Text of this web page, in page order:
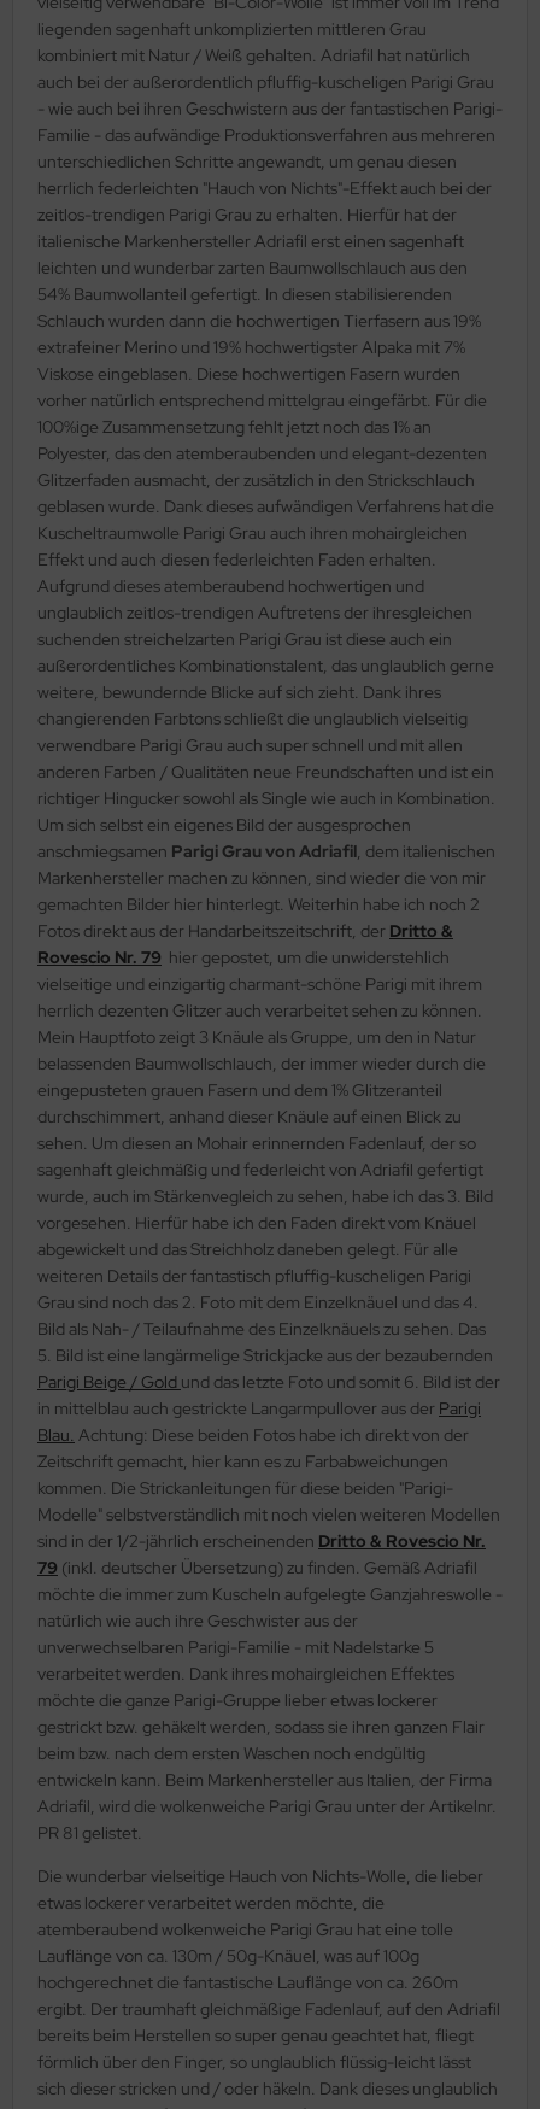
liegenden sagenhaft unkomplizierten mittleren Grau
kombiniert mit Natur / Weiß gehalten. Adriafil hat natürlich
auch bei der außerordentlich pfluffig-kuscheligen Parigi Grau
- wie auch bei ihren Geschwistern aus der fantastischen Parigi-
Familie - das aufwändige Produktionsverfahren aus mehreren
unterschiedlichen Schritte angewandt, um genau diesen
herrlich federleichten "Hauch von Nichts"-Effekt auch bei der
zeitlos-trendigen Parigi Grau zu erhalten. Hierfür hat der
italienische Markenhersteller Adriafil erst einen sagenhaft
leichten und wunderbar zarten Baumwollschlauch aus den
54% Baumwollanteil gefertigt. In diesen stabilisierenden
Schlauch wurden dann die hochwertigen Tierfasern aus 19%
extrafeiner Merino und 19% hochwertigster Alpaka mit 7%
Viskose eingeblasen. Diese hochwertigen Fasern wurden
vorher natürlich entsprechend mittelgrau eingefärbt. Für die
100%ige Zusammensetzung fehlt jetzt noch das 1% an
Polyester, das den atemberaubenden und elegant-dezenten
Glitzerfaden ausmacht, der zusätzlich in den Strickschlauch
geblasen wurde. Dank dieses aufwändigen Verfahrens hat die
Kuscheltraumwolle Parigi Grau auch ihren mohairgleichen
Effekt und auch diesen federleichten Faden erhalten.
Aufgrund dieses atemberaubend hochwertigen und
unglaublich zeitlos-trendigen Auftretens der ihresgleichen
suchenden streichelzarten Parigi Grau ist diese auch ein
außerordentliches Kombinationstalent, das unglaublich gerne
weitere, bewundernde Blicke auf sich zieht. Dank ihres
changierenden Farbtons schließt die unglaublich vielseitig
verwendbare Parigi Grau auch super schnell und mit allen
anderen Farben / Qualitäten neue Freundschaften und ist ein
richtiger Hingucker sowohl als Single wie auch in Kombination.
Um sich selbst ein eigenes Bild der ausgesprochen
anschmiegsamen Parigi Grau von Adriafil, dem italienischen
Markenhersteller machen zu können, sind wieder die von mir
gemachten Bilder hier hinterlegt. Weiterhin habe ich noch 2
Fotos direkt aus der Handarbeitszeitschrift, der Dritto &
Rovescio Nr. 79 hier gepostet, um die unwiderstehlich
vielseitige und einzigartig charmant-schöne Parigi mit ihrem
herrlich dezenten Glitzer auch verarbeitet sehen zu können.
Mein Hauptfoto zeigt 3 Knäule als Gruppe, um den in Natur
belassenden Baumwollschlauch, der immer wieder durch die
eingepusteten grauen Fasern und dem 1% Glitzeranteil
durchschimmert, anhand dieser Knäule auf einen Blick zu
sehen. Um diesen an Mohair erinnernden Fadenlauf, der so
sagenhaft gleichmäßig und federleicht von Adriafil gefertigt
wurde, auch im Stärkenvegleich zu sehen, habe ich das 3. Bild
vorgesehen. Hierfür habe ich den Faden direkt vom Knäuel
abgewickelt und das Streichholz daneben gelegt. Für alle
weiteren Details der fantastisch pfluffig-kuscheligen Parigi
Grau sind noch das 2. Foto mit dem Einzelknäuel und das 4.
Bild als Nah- / Teilaufnahme des Einzelknäuels zu sehen. Das
5. Bild ist eine langärmelige Strickjacke aus der bezaubernden
Parigi Beige / Gold und das letzte Foto und somit 6. Bild ist der
in mittelblau auch gestrickte Langarmpullover aus der Parigi
Blau. Achtung: Diese beiden Fotos habe ich direkt von der
Zeitschrift gemacht, hier kann es zu Farbabweichungen
kommen. Die Strickanleitungen für diese beiden "Parigi-
Modelle" selbstverständlich mit noch vielen weiteren Modellen
sind in der 1/2-jährlich erscheinenden Dritto & Rovescio Nr.
79 (inkl. deutscher Übersetzung) zu finden. Gemäß Adriafil
möchte die immer zum Kuscheln aufgelegte Ganzjahreswolle -
natürlich wie auch ihre Geschwister aus der
unverwechselbaren Parigi-Familie - mit Nadelstarke 5
verarbeitet werden. Dank ihres mohairgleichen Effektes
möchte die ganze Parigi-Gruppe lieber etwas lockerer
gestrickt bzw. gehäkelt werden, sodass sie ihren ganzen Flair
beim bzw. nach dem ersten Waschen noch endgültig
entwickeln kann. Beim Markenhersteller aus Italien, der Firma
Adriafil, wird die wolkenweiche Parigi Grau unter der Artikelnr.
PR 81 gelistet.
Die wunderbar vielseitige Hauch von Nichts-Wolle, die lieber
etwas lockerer verarbeitet werden möchte, die
atemberaubend wolkenweiche Parigi Grau hat eine tolle
Lauflänge von ca. 130m / 50g-Knäuel, was auf 100g
hochgerechnet die fantastische Lauflänge von ca. 260m
ergibt. Der traumhaft gleichmäßige Fadenlauf, auf den Adriafil
bereits beim Herstellen so super genau geachtet hat, fliegt
förmlich über den Finger, so unglaublich flüssig-leicht lässt
sich dieser stricken und / oder häkeln. Dank dieses unglaublich